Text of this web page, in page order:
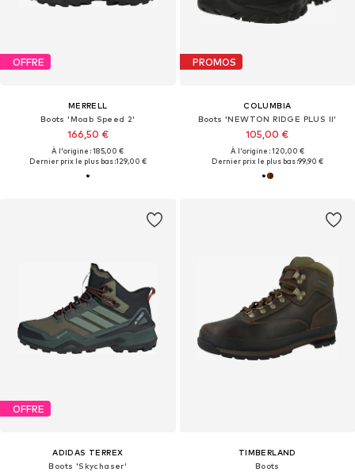
OFFRE
MERRELL
Boots 'Moab Speed 2'
166,50 €
À l'origine : 185,00 €
Dernier prix le plus bas :129,00 €
PROMOS
COLUMBIA
Boots 'NEWTON RIDGE PLUS II'
105,00 €
À l'origine : 120,00 €
Dernier prix le plus bas :99,90 €
OFFRE
ADIDAS TERREX
Boots 'Skychaser'
TIMBERLAND
Boots